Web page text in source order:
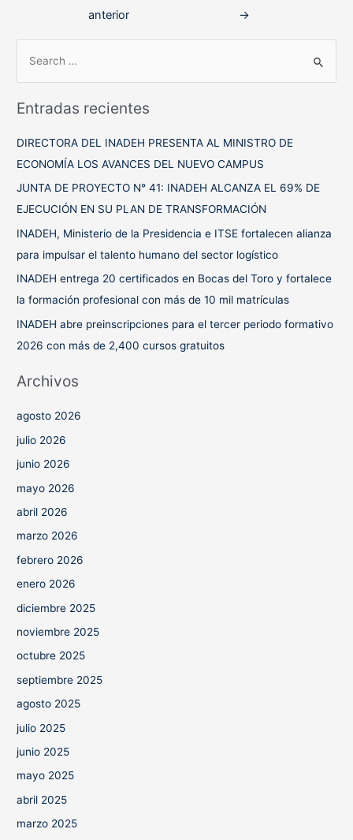
anterior →
c
:
Entradas recientes
DIRECTORA DEL INADEH PRESENTA AL MINISTRO DE
ECONOMÍA LOS AVANCES DEL NUEVO CAMPUS
JUNTA DE PROYECTO N° 41: INADEH ALCANZA EL 69% DE
EJECUCIÓN EN SU PLAN DE TRANSFORMACIÓN
INADEH, Ministerio de la Presidencia e ITSE fortalecen alianza
para impulsar el talento humano del sector logístico
INADEH entrega 20 certificados en Bocas del Toro y fortalece
la formación profesional con más de 10 mil matrículas
INADEH abre preinscripciones para el tercer periodo formativo
2026 con más de 2,400 cursos gratuitos
Archivos
agosto 2026
julio 2026
junio 2026
mayo 2026
abril 2026
marzo 2026
febrero 2026
enero 2026
diciembre 2025
noviembre 2025
octubre 2025
septiembre 2025
agosto 2025
julio 2025
junio 2025
mayo 2025
abril 2025
marzo 2025